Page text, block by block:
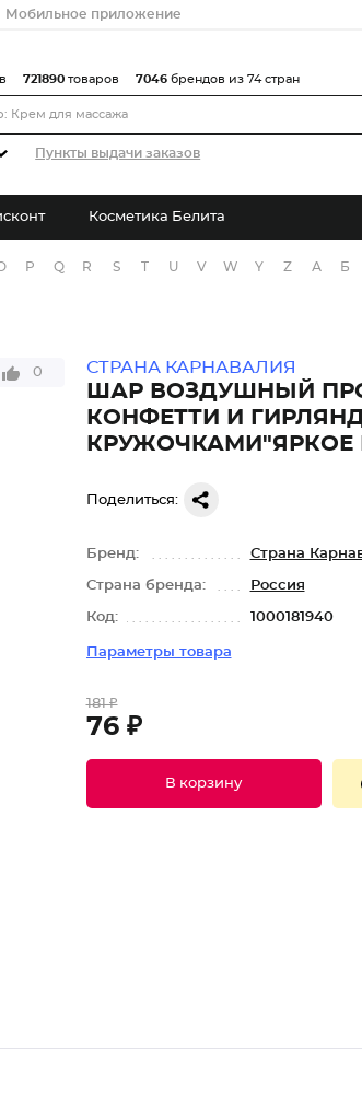
Мобильное приложение
Пункты выдачи заказов
721890 товаров 7046 брендов из 74 стран
Косметика Белита
P Q R S T U V W Y Z А Б
0 СТРАНА КАРНАВАЛИЯ
ШАР ВОЗДУШНЫЙ
КОНФЕТТИ И
КРУЖОЧКАМИ"ЯРКОЕ
Поделиться:
Бренд: Страна
Страна бренда: Россия
Код: 1000181940
Параметры товара
181 ₽
76 ₽
В корзину